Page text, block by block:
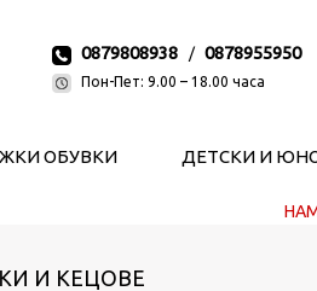
0879808938 / 0878955950
Пон-Пет: 9.00 – 18.00 часа
ОБУВКИ ДЕТСКИ И
И КЕЦОВЕ